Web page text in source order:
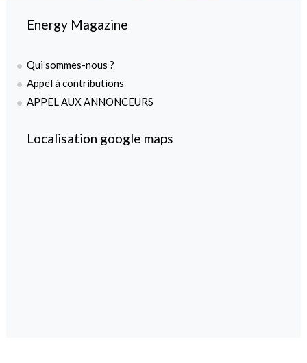
Energy Magazine
Qui sommes-nous ?
Appel à contributions
APPEL AUX ANNONCEURS
Localisation google maps